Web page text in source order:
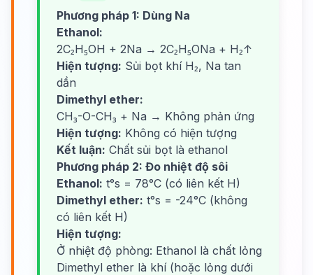
Phương pháp 1: Dùng Na
Ethanol:
2C₂H₅OH + 2Na → 2C₂H₅ONa + H₂↑
Hiện tượng: Sủi bọt khí H₂, Na tan
dần
Dimethyl ether:
CH₃-O-CH₃ + Na → Không phản ứng
Hiện tượng: Không có hiện tượng
Kết luận: Chất sủi bọt là ethanol
Phương pháp 2: Đo nhiệt độ sôi
Ethanol: t°s = 78°C (có liên kết H)
Dimethyl ether: t°s = -24°C (không
có liên kết H)
Hiện tượng:
Ở nhiệt độ phòng: Ethanol là chất lỏng
Dimethyl ether là khí (hoặc lỏng dưới